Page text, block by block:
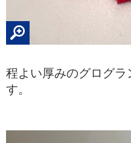
程よい厚みのグログ
す。